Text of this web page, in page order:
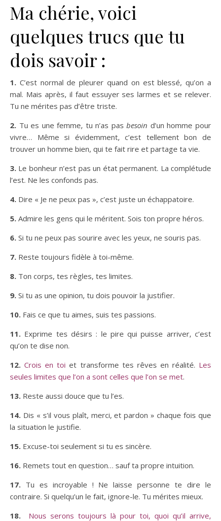
Ma chérie, voici
quelques trucs que tu
dois savoir :
1. C’est normal de pleurer quand on est blessé, qu’on a
mal. Mais après, il faut essuyer ses larmes et se relever.
Tu ne mérites pas d’être triste.
2. Tu es une femme, tu n’as pasbesoin d’un homme pour
vivre… Même si évidemment, c’est tellement bon de
trouver un homme bien, qui te fait rire et partage ta vie.
3. Le bonheur n’est pas un état permanent. La complétude
l’est. Ne les confonds pas.
4. Dire « Je ne peux pas », c’est juste un échappatoire.
5. Admire les gens qui le méritent. Sois ton propre héros.
6. Si tu ne peux pas sourire avec les yeux, ne souris pas.
7. Reste toujours fidèle à toi-même.
8. Ton corps, tes règles, tes limites.
9. Si tu as une opinion, tu dois pouvoir la justifier.
10. Fais ce que tu aimes, suis tes passions.
11. Exprime tes désirs : le pire qui puisse arriver, c’est
qu’on te dise non.
12.Crois en toiet transforme tes rêves en réalité. Les
seules limites que l’on a sont celles que l’on se met.
13. Reste aussi douce que tu l’es.
14. Dis « s’il vous plaît, merci, et pardon » chaque fois que
la situation le justifie.
15. Excuse-toi seulement si tu es sincère.
16. Remets tout en question… sauf ta propre intuition.
17. Tu es incroyable ! Ne laisse personne te dire le
contraire. Si quelqu’un le fait, ignore-le. Tu mérites mieux.
18.
Nous serons toujours là pour toi, quoi qu’il arrive,